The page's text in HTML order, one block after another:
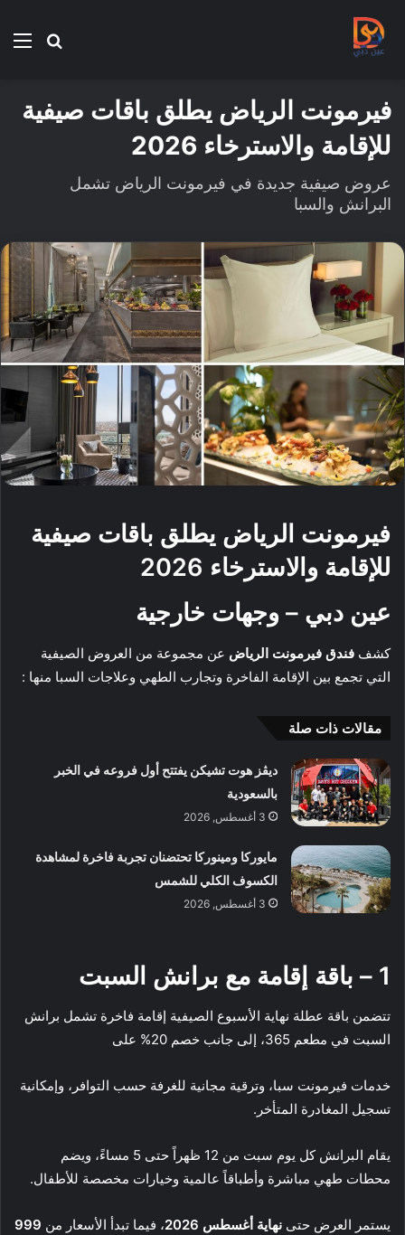
بحث
فيرمونت الرياض يطلق باقات صيفية
للإقامة والاسترخاء 2026
عروض صيفية جديدة في فيرمونت الرياض تشمل
البرانش والسبا
فيرمونت الرياض يطلق باقات صيفية
للإقامة والاسترخاء 2026
عين دبي – وجهات خارجية
كشف فندق فيرمونت الرياض عن مجموعة من العروض الصيفية
التي تجمع بين الإقامة الفاخرة وتجارب الطهي وعلاجات السبا منها :
مقالات ذات صلة
ديڤز هوت تشيكن يفتتح أول فروعه في الخبر
بالسعودية
3 أغسطس, 2026
مايوركا ومينوركا تحتضنان تجربة فاخرة لمشاهدة
الكسوف الكلي للشمس
3 أغسطس, 2026
1 – باقة إقامة مع برانش السبت
تتضمن باقة عطلة نهاية الأسبوع الصيفية إقامة فاخرة تشمل برانش
السبت في مطعم 365، إلى جانب خصم 20% على
خدمات فيرمونت سبا، وترقية مجانية للغرفة حسب التوافر، وإمكانية
تسجيل المغادرة المتأخر.
يقام البرانش كل يوم سبت من 12 ظهراً حتى 5 مساءً، ويضم
محطات طهي مباشرة وأطباقاً عالمية وخيارات مخصصة للأطفال.
يستمر العرض حتى نهاية أغسطس 2026 ، فيما تبدأ الأسعار من 999